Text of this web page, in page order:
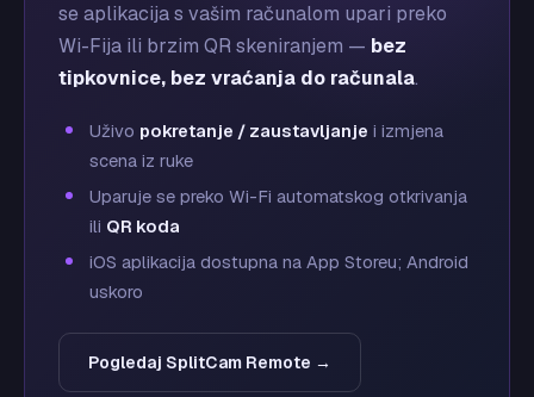
se aplikacija s vašim računalom upari preko
Wi-Fija ili brzim QR skeniranjem — bez
tipkovnice, bez vraćanja do računala.
Uživo pokretanje / zaustavljanje i izmjena
scena iz ruke
Uparuje se preko Wi-Fi automatskog otkrivanja
ili QR koda
iOS aplikacija dostupna na App Storeu; Android
uskoro
Pogledaj SplitCam Remote →